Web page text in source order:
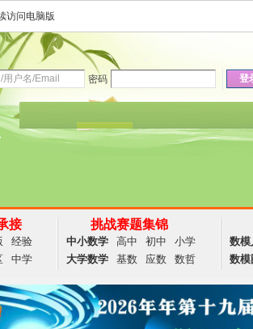
访问电脑版
密码 登
论坛 说说 群组
商务
接
经验
中学
挑战赛题集锦
中小数学 高中 初中
小学
大学数学
基数 应数 数哲
数模
数模